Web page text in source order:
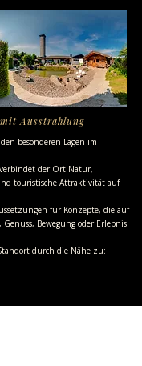
Ausstrahlung
besonderen Lagen im
der Ort Natur,
touristische Attraktivität auf
für Konzepte, die auf
Bewegung oder Erlebnis
durch die Nähe zu: